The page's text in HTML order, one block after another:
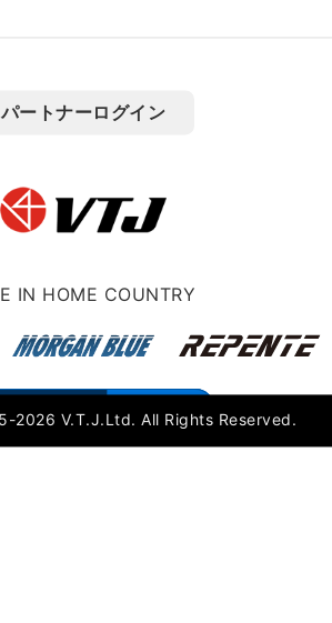
パートナーログイン
IN HOME COUNTRY
2026 V.T.J.Ltd. All Rights Reserved.
モバイル PC